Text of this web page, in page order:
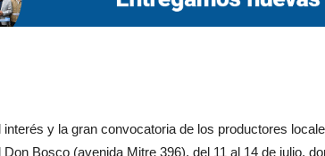
interés y la gran convocatoria de los productores
Bosco (avenida Mitre 396), del 11 al 14 de julio,